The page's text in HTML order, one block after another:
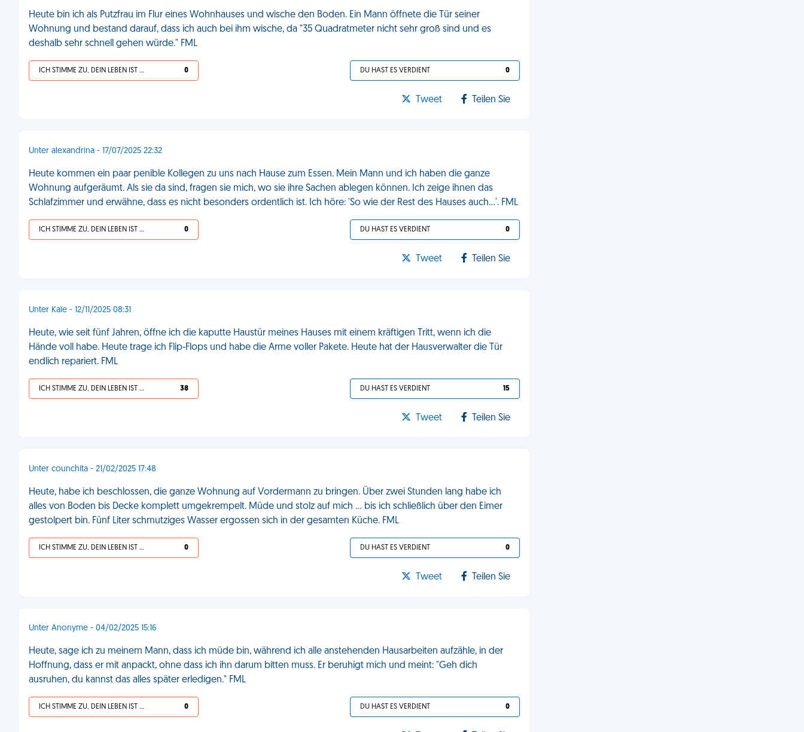
Heute bin ich als Putzfrau im Flur eines Wohnhauses und wische den Boden. Ein Mann öffnete die Tür seiner
Wohnung und bestand darauf, dass ich auch bei ihm wische, da "35 Quadratmeter nicht sehr groß sind und es
deshalb sehr schnell gehen würde." FML
ICH STIMME ZU, DEIN LEBEN IST SCHEISSE 0 DU HAST ES VERDIENT 0
Tweet Teilen Sie
Unter alexandrina - 17/07/2025 22:32
Heute kommen ein paar penible Kollegen zu uns nach Hause zum Essen. Mein Mann und ich haben die ganze
Wohnung aufgeräumt. Als sie da sind, fragen sie mich, wo sie ihre Sachen ablegen können. Ich zeige ihnen das
Schlafzimmer und erwähne, dass es nicht besonders ordentlich ist. Ich höre: 'So wie der Rest des Hauses auch...'. FML
ICH STIMME ZU, DEIN LEBEN IST SCHEISSE 0 DU HAST ES VERDIENT 0
Tweet Teilen Sie
Unter Kaïe - 12/11/2025 08:31
Heute, wie seit fünf Jahren, öffne ich die kaputte Haustür meines Hauses mit einem kräftigen Tritt, wenn ich die
Hände voll habe. Heute trage ich Flip‑Flops und habe die Arme voller Pakete. Heute hat der Hausverwalter die Tür
endlich repariert. FML
ICH STIMME ZU, DEIN LEBEN IST SCHEISSE 38 DU HAST ES VERDIENT 15
Tweet Teilen Sie
Unter counchita - 21/02/2025 17:48
Heute, habe ich beschlossen, die ganze Wohnung auf Vordermann zu bringen. Über zwei Stunden lang habe ich
alles von Boden bis Decke komplett umgekrempelt. Müde und stolz auf mich … bis ich schließlich über den Eimer
gestolpert bin. Fünf Liter schmutziges Wasser ergossen sich in der gesamten Küche. FML
ICH STIMME ZU, DEIN LEBEN IST SCHEISSE 0 DU HAST ES VERDIENT 0
Tweet Teilen Sie
Unter Anonyme - 04/02/2025 15:16
Heute, sage ich zu meinem Mann, dass ich müde bin, während ich alle anstehenden Hausarbeiten aufzähle, in der
Hoffnung, dass er mit anpackt, ohne dass ich ihn darum bitten muss. Er beruhigt mich und meint: "Geh dich
ausruhen, du kannst das alles später erledigen." FML
ICH STIMME ZU, DEIN LEBEN IST SCHEISSE 0 DU HAST ES VERDIENT 0